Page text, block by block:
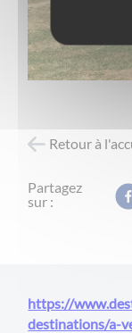
Retour à
Partagez
sur :
https://
destinations/a-